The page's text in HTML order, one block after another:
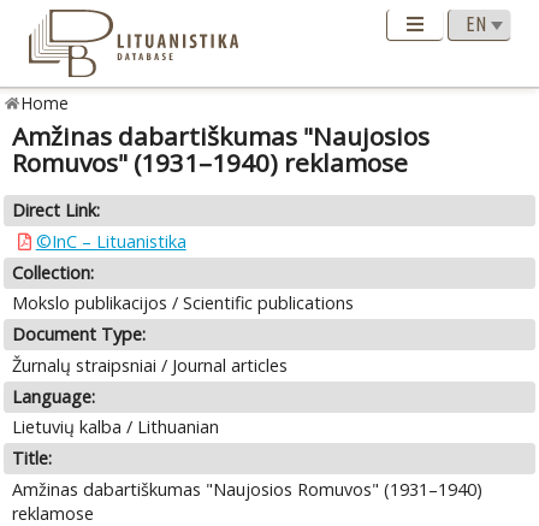
Home
Amžinas dabartiškumas "Naujosios
Romuvos" (1931–1940) reklamose
Direct Link:
©InC – Lituanistika
Collection:
Mokslo publikacijos / Scientific publications
Document Type:
Žurnalų straipsniai / Journal articles
Language:
Lietuvių kalba / Lithuanian
Title:
Amžinas dabartiškumas "Naujosios Romuvos" (1931–1940)
reklamose